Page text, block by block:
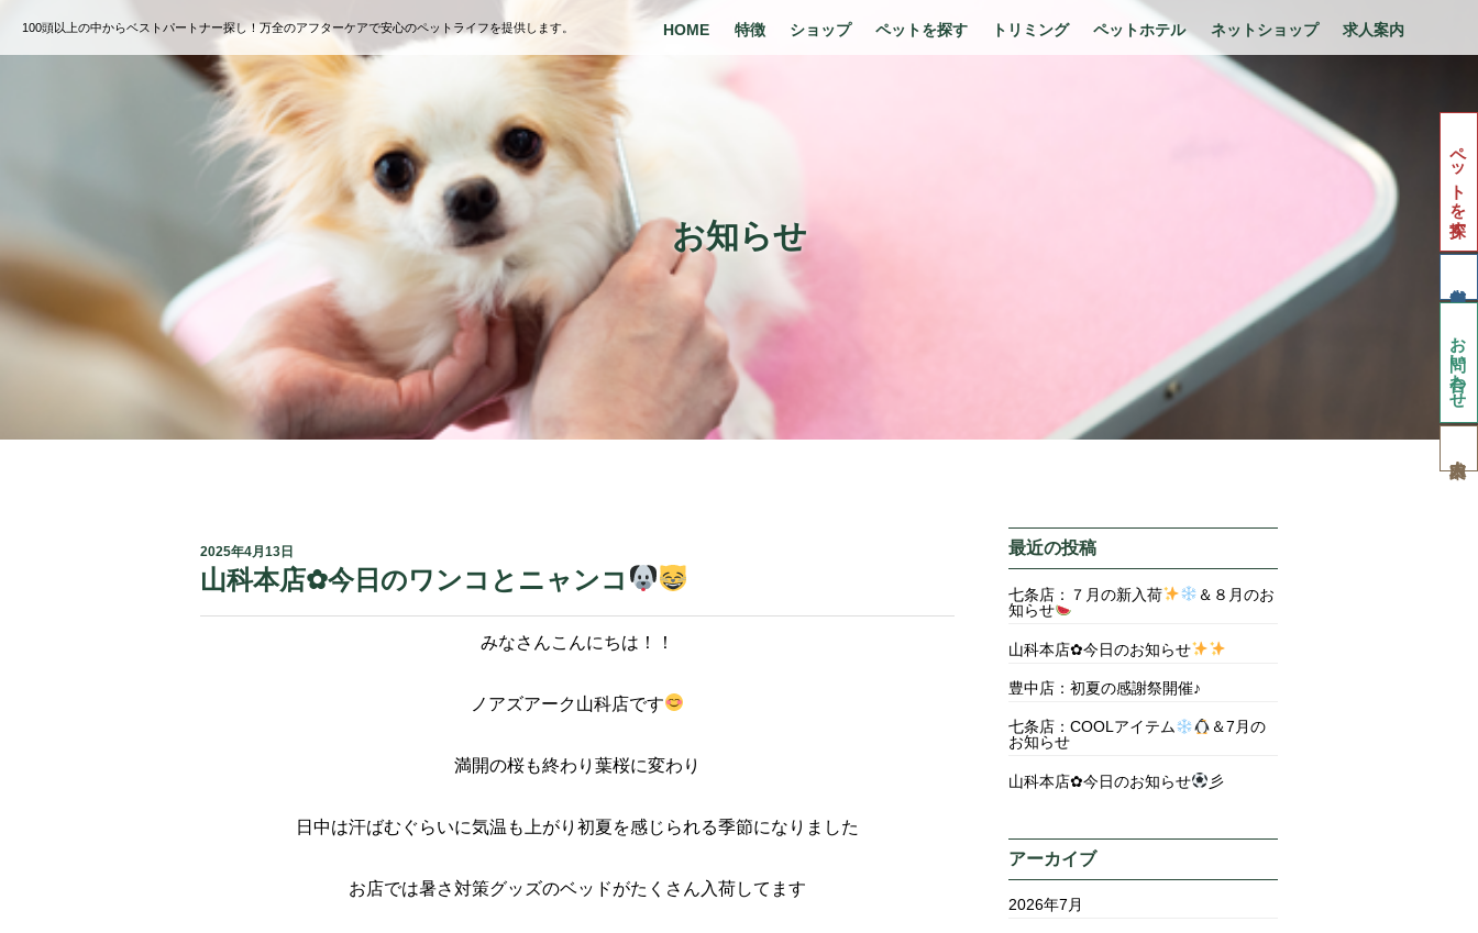
お知らせ
100頭以上の中からベストパートナー探し！万全のアフターケアで安心のペットライフを提供します。 HOME 特徴 ショップ ペットを探す トリミング ペットホテル ネットショップ 求人案内
ペットを探す
お問い合わせ
2025年4月13日
山科本店✿今日のワンコとニャンコ
みなさんこんにちは！！
ノアズアーク山科店です
満開の桜も終わり葉桜に変わり
日中は汗ばむぐらいに気温も上がり初夏を感じられる季節になりました
お店では暑さ対策グッズのベッドがたくさん入荷してます
最近の投稿
七条店：７月の新入荷
＆８月のお
知らせ
山科本店✿今日のお知らせ
豊中店：初夏の感謝祭開催♪
七条店：COOLアイテム
＆7月の
お知らせ
山科本店✿今日のお知らせ 彡
アーカイブ
2026年7月